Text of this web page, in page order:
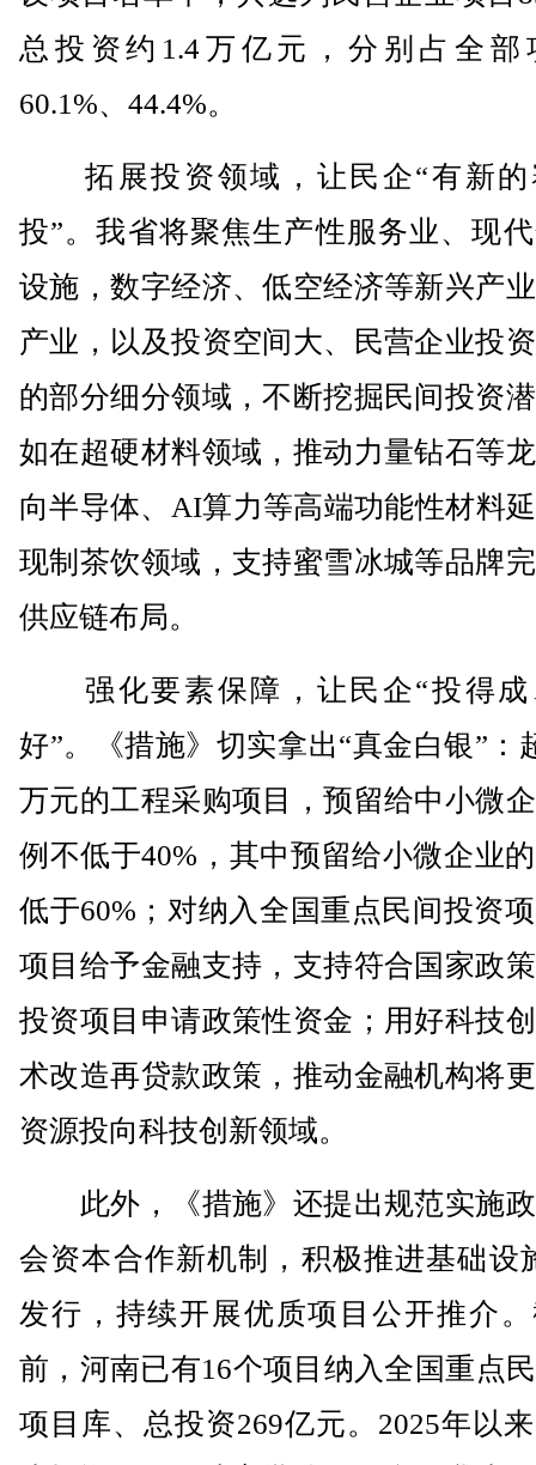
总投资约1.4万亿元，分别占全部
60.1%、44.4%。
拓展投资领域，让民企“有新的
投”。我省将聚焦生产性服务业、现
设施，数字经济、低空经济等新兴产
产业，以及投资空间大、民营企业投
的部分细分领域，不断挖掘民间投资
如在超硬材料领域，推动力量钻石等
向半导体、AI算力等高端功能性材料
现制茶饮领域，支持蜜雪冰城等品牌
供应链布局。
强化要素保障，让民企“投得成
好”。《措施》切实拿出“真金白银”：
万元的工程采购项目，预留给中小微
例不低于40%，其中预留给小微企业
低于60%；对纳入全国重点民间投资
项目给予金融支持，支持符合国家政
投资项目申请政策性资金；用好科技
术改造再贷款政策，推动金融机构将
资源投向科技创新领域。
此外，《措施》还提出规范实施
会资本合作新机制，积极推进基础设
发行，持续开展优质项目公开推介
前，河南已有16个项目纳入全国重点
项目库、总投资269亿元。2025年以